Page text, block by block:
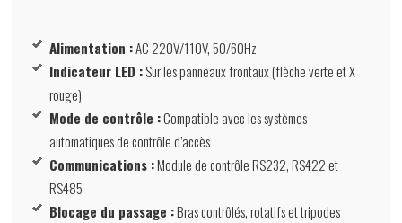
Alimentation :AC 220V/110V, 50/60Hz
Indicateur LED :Sur les panneaux frontaux (flèche verte et X
rouge)
Mode de contrôle :Compatible avec les systèmes
automatiques de contrôle d’accès
Communications :Module de contrôle RS232, RS422 et
RS485
Blocage du passage :Bras contrôlés, rotatifs et tripodes